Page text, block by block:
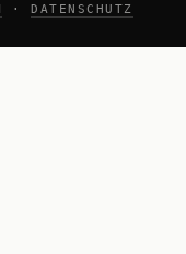
· DATENSCHUTZ